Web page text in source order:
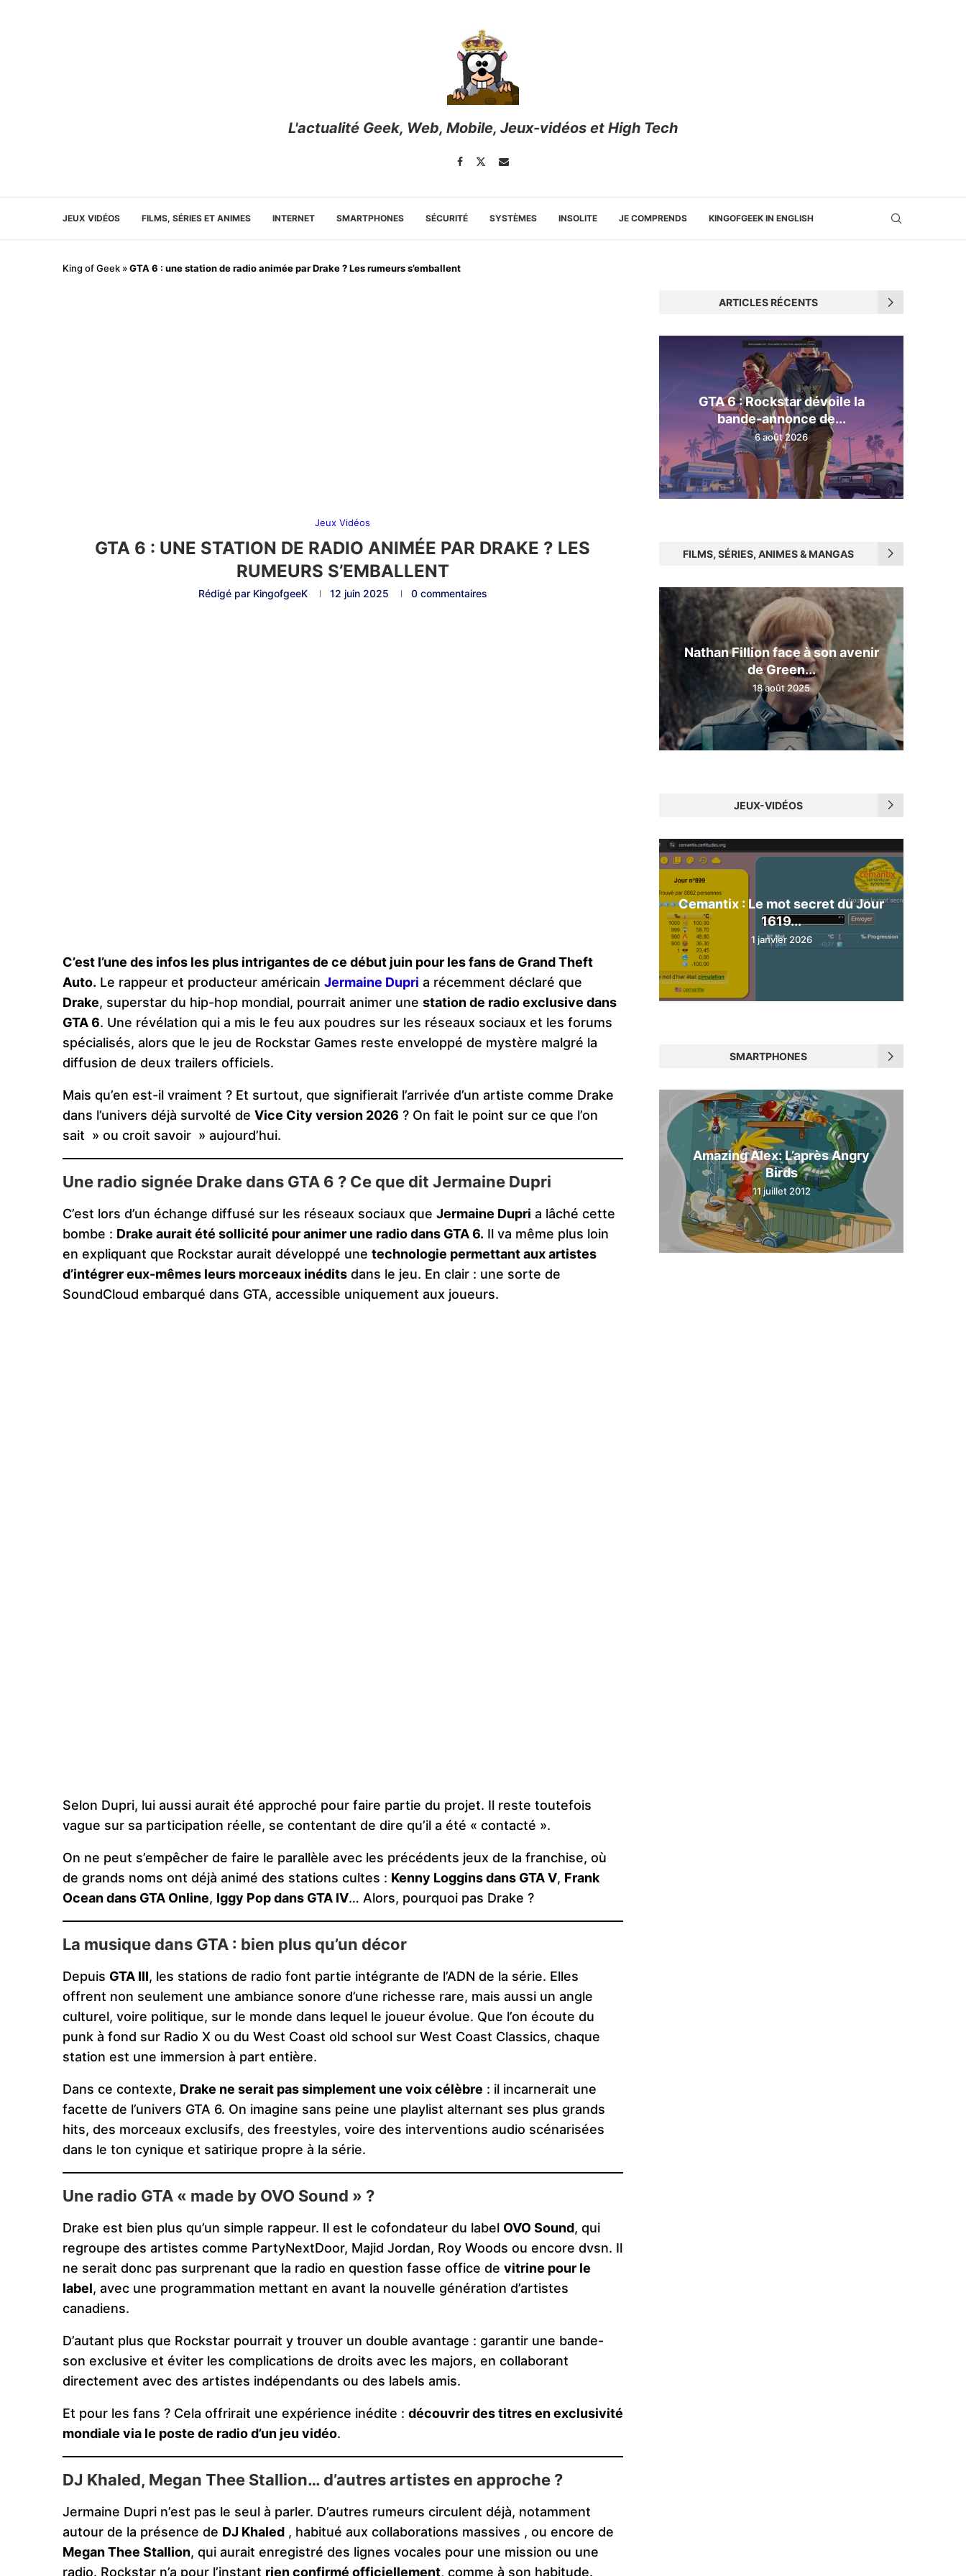
L'actualité Geek, Web, Mobile, Jeux-vidéos et High Tech
JEUX VIDÉOS FILMS, SÉRIES ET ANIMES INTERNET SMARTPHONES SÉCURITÉ SYSTÈMES INSOLITE JE COMPRENDS KINGOFGEEK IN ENGLISH
King of Geek »GTA 6 : une station de radio animée par Drake ? Les rumeurs s’emballent
Jeux Vidéos
GTA 6 : UNE STATION DE RADIO ANIMÉE PAR DRAKE ? LES
RUMEURS S’EMBALLENT
Rédigé par KingofgeeK 12 juin 2025 0 commentaires
C’est l’une des infos les plus intrigantes de ce début juin pour les fans de Grand Theft
Auto. Le rappeur et producteur américain Jermaine Dupri a récemment déclaré que
Drake, superstar du hip-hop mondial, pourrait animer une station de radio exclusive dans
GTA 6. Une révélation qui a mis le feu aux poudres sur les réseaux sociaux et les forums
spécialisés, alors que le jeu de Rockstar Games reste enveloppé de mystère malgré la
diffusion de deux trailers officiels.
Mais qu’en est-il vraiment ? Et surtout, que signifierait l’arrivée d’un artiste comme Drake
dans l’univers déjà survolté de Vice City version 2026 ? On fait le point sur ce que l’on
sait » ou croit savoir » aujourd’hui.
Une radio signée Drake dans GTA 6 ? Ce que dit Jermaine Dupri
C’est lors d’un échange diffusé sur les réseaux sociaux que Jermaine Dupri a lâché cette
bombe : Drake aurait été sollicité pour animer une radio dans GTA 6. Il va même plus loin
en expliquant que Rockstar aurait développé une technologie permettant aux artistes
d’intégrer eux-mêmes leurs morceaux inédits dans le jeu. En clair : une sorte de
SoundCloud embarqué dans GTA, accessible uniquement aux joueurs.
Selon Dupri, lui aussi aurait été approché pour faire partie du projet. Il reste toutefois
vague sur sa participation réelle, se contentant de dire qu’il a été « contacté ».
On ne peut s’empêcher de faire le parallèle avec les précédents jeux de la franchise, où
de grands noms ont déjà animé des stations cultes : Kenny Loggins dans GTA V, Frank
Ocean dans GTA Online, Iggy Pop dans GTA IV… Alors, pourquoi pas Drake ?
La musique dans GTA : bien plus qu’un décor
Depuis GTA III, les stations de radio font partie intégrante de l’ADN de la série. Elles
offrent non seulement une ambiance sonore d’une richesse rare, mais aussi un angle
culturel, voire politique, sur le monde dans lequel le joueur évolue. Que l’on écoute du
punk à fond sur Radio X ou du West Coast old school sur West Coast Classics, chaque
station est une immersion à part entière.
Dans ce contexte, Drake ne serait pas simplement une voix célèbre : il incarnerait une
facette de l’univers GTA 6. On imagine sans peine une playlist alternant ses plus grands
hits, des morceaux exclusifs, des freestyles, voire des interventions audio scénarisées
dans le ton cynique et satirique propre à la série.
Une radio GTA « made by OVO Sound » ?
Drake est bien plus qu’un simple rappeur. Il est le cofondateur du label OVO Sound, qui
regroupe des artistes comme PartyNextDoor, Majid Jordan, Roy Woods ou encore dvsn. Il
ne serait donc pas surprenant que la radio en question fasse office de vitrine pour le
label, avec une programmation mettant en avant la nouvelle génération d’artistes
canadiens.
D’autant plus que Rockstar pourrait y trouver un double avantage : garantir une bande-
son exclusive et éviter les complications de droits avec les majors, en collaborant
directement avec des artistes indépendants ou des labels amis.
Et pour les fans ? Cela offrirait une expérience inédite : découvrir des titres en exclusivité
mondiale via le poste de radio d’un jeu vidéo.
DJ Khaled, Megan Thee Stallion… d’autres artistes en approche ?
Jermaine Dupri n’est pas le seul à parler. D’autres rumeurs circulent déjà, notamment
autour de la présence de DJ Khaled , habitué aux collaborations massives , ou encore de
Megan Thee Stallion, qui aurait enregistré des lignes vocales pour une mission ou une
radio. Rockstar n’a pour l’instant rien confirmé officiellement, comme à son habitude.
ARTICLES RÉCENTS
GTA 6 : Rockstar dévoile la
bande-annonce de...
6 août 2026
FILMS, SÉRIES, ANIMES & MANGAS
Nathan Fillion face à son avenir
de Green...
18 août 2025
JEUX-VIDÉOS
Cemantix : Le mot secret du Jour
1619...
1 janvier 2026
SMARTPHONES
Amazing Alex: L’après Angry
Birds
11 juillet 2012